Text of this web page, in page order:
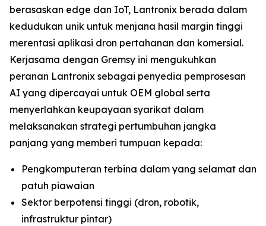
berasaskan edge dan IoT, Lantronix berada dalam
kedudukan unik untuk menjana hasil margin tinggi
merentasi aplikasi dron pertahanan dan komersial.
Kerjasama dengan Gremsy ini mengukuhkan
peranan Lantronix sebagai penyedia pemprosesan
AI yang dipercayai untuk OEM global serta
menyerlahkan keupayaan syarikat dalam
melaksanakan strategi pertumbuhan jangka
panjang yang memberi tumpuan kepada:
Pengkomputeran terbina dalam yang selamat dan
patuh piawaian
Sektor berpotensi tinggi (dron, robotik,
infrastruktur pintar)